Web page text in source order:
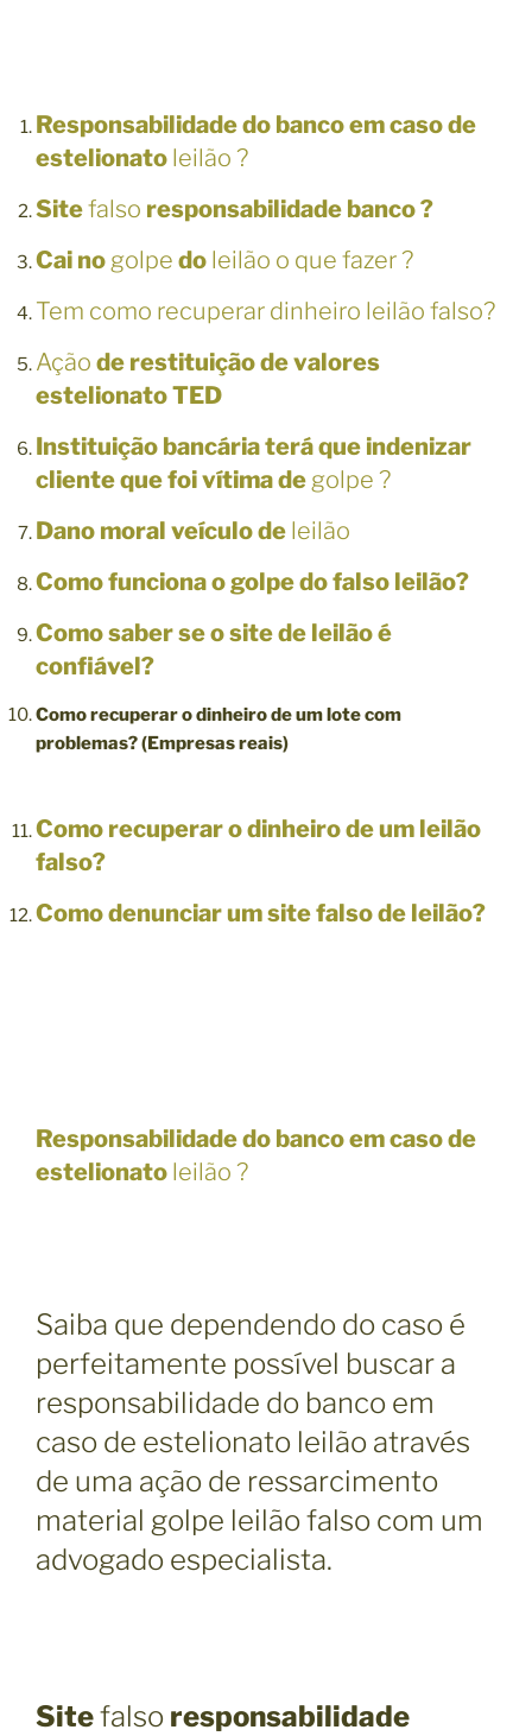
Responsabilidade do banco em caso de
estelionato leilão ?
Sitefalso responsabilidade banco ?
Cai no golpe do leilão o que fazer ?
Tem como recuperar dinheiro leilão falso?
Ação de restituição de valores
estelionato TED
Instituição bancária terá que indenizar
cliente que foi vítima de golpe ?
Dano moral veículo de leilão
Como funciona o golpe do falso leilão?
Como saber se o site de leilão é
confiável?
Como recuperar o dinheiro de um lote com
problemas? (Empresas reais)
Como recuperar o dinheiro de um leilão
falso?
Como denunciar um site falso de leilão?
Responsabilidade do banco em caso de
estelionato leilão ?
Saiba que dependendo do caso é
perfeitamente possível buscar a
responsabilidade do banco em
caso de estelionato leilão através
de uma ação de ressarcimento
material golpe leilão falso com um
advogado especialista.
Sitefalso responsabilidade